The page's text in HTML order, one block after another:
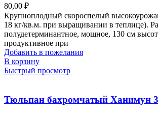
80,00 ₽
Крупноплодный скороспелый
18 кг/кв.м. при выращивании в теплице).
полудетерминантное, мощное, 130 см
продуктивное при
Добавить в пожелания
В корзину
Быстрый просмотр
Тюльпан бахромчатый Ханимун